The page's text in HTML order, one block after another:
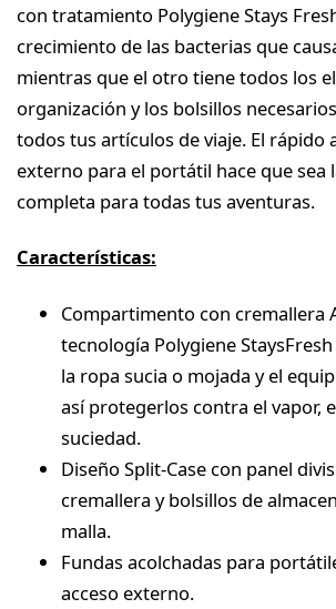
con tratamiento Polygiene Stays
crecimiento de las bacterias que
mientras que el otro tiene todos los
organización y los bolsillos
todos tus artículos de viaje. El rápido
externo para el portátil hace que sea
completa para todas tus aventuras.
Características:
Compartimento con cremallera
tecnología Polygiene
la ropa sucia o mojada y el
así protegerlos contra el vapor,
suciedad.
Diseño Split-Case con panel
cremallera y bolsillos de
malla.
Fundas acolchadas para
acceso externo.